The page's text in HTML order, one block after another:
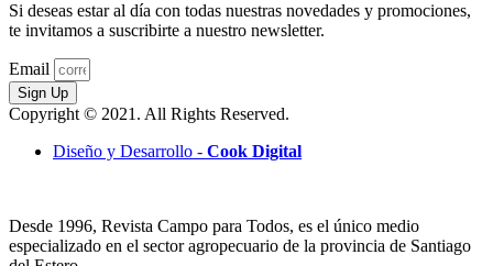
Si deseas estar al día con todas nuestras novedades y promociones,
te invitamos a suscribirte a nuestro newsletter.
Email
Sign Up
Copyright © 2021. All Rights Reserved.
Diseño y Desarrollo - Cook Digital
Desde 1996, Revista Campo para Todos, es el único medio
especializado en el sector agropecuario de la provincia de Santiago